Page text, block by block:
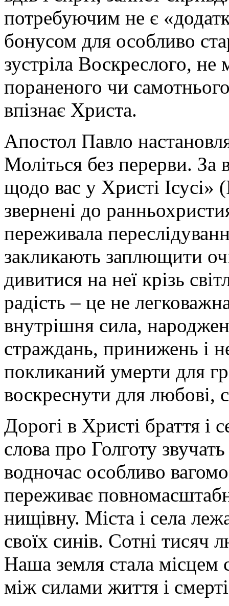
потребуючим не є
бонусом для особливо
зустріла Воскреслого,
пораненого чи
впізнає Христа.
Апостол Павло
Моліться без перерви. За
щодо вас у Христі Ісусі»
звернені до
переживала
закликають заплющити
дивитися на неї крізь
радість – це не
внутрішня сила,
страждань, принижень і
покликаний умерти для
воскреснути для любові,
Дорогі в Христі браття
слова про Голготу
водночас особливо
переживає
нищівну. Міста і села
своїх синів. Сотні тисяч
Наша земля стала місцем
між силами життя і